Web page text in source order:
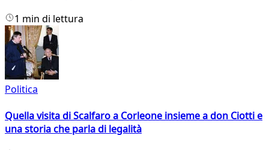
1 min di lettura
Politica
Quella visita di Scalfaro a Corleone insieme a don Ciotti e
una storia che parla di legalità